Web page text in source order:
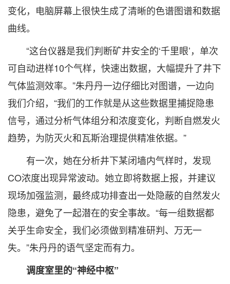
变化，电脑屏幕上很快生成了清晰的色谱图谱和数据
曲线。
“这台仪器是我们判断矿井安全的‘千里眼’，单次
可自动进样10个气样，快速出数据，大幅提升了井下
气体监测效率。”朱丹丹一边仔细比对图谱，一边向
我们介绍，“我们的工作就是从这些数据里捕捉隐患
信号，通过分析气体组分和浓度变化，判断自燃发火
趋势，为防灭火和瓦斯治理提供精准依据。”
有一次，她在分析井下某闭墙内气样时，发现
CO浓度出现异常波动。她立即将数据上报，并建议
现场加强监测，最终成功排查出一处隐蔽的自然发火
隐患，避免了一起潜在的安全事故。“每一组数据都
关乎生命安全，我们必须做到精准研判、万无一
失。”朱丹丹的语气坚定而有力。
调度室里的“神经中枢”